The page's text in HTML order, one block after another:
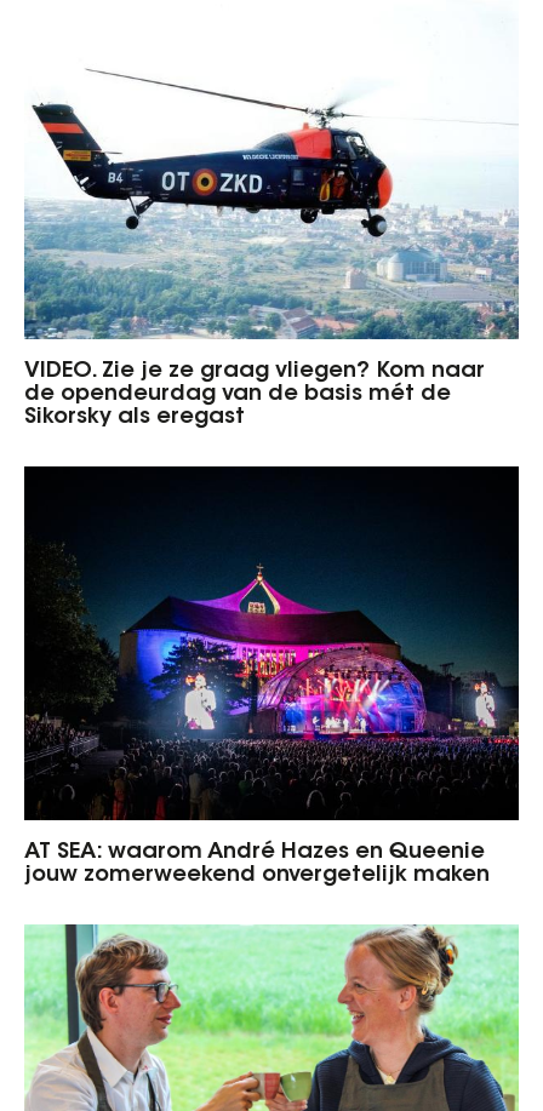
VIDEO. Zie je ze graag vliegen? Kom naar
de opendeurdag van de basis mét de
Sikorsky als eregast
AT SEA: waarom André Hazes en Queenie
jouw zomerweekend onvergetelijk maken